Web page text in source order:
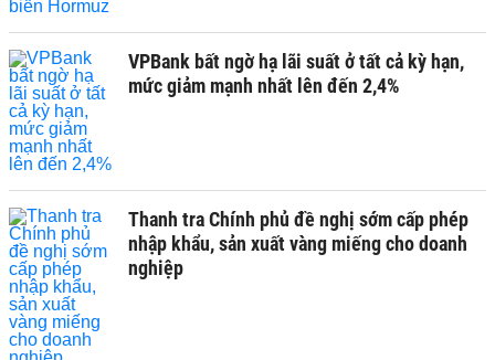
VPBank bất ngờ hạ lãi suất ở tất cả kỳ hạn,
mức giảm mạnh nhất lên đến 2,4%
Thanh tra Chính phủ đề nghị sớm cấp phép
nhập khẩu, sản xuất vàng miếng cho doanh
nghiệp